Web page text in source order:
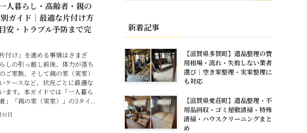
人暮らし・高齢者・親の
ガイド｜最適な片付け方
安・トラブル予防まで完
付け」を進める事情はさまざ
しの引っ越し前後、体力が落ち
ご家族、そして親の家（実家）
ケースなど、状況ごとに最適な
ます。本ガイドでは「一人暮ら
」「親の家（実家）」の3タイ...
日
新着記事
【滋賀県多賀町】遺品整理の費
用相場・流れ・失敗しない業者
選び｜空き家整理・実家整理に
も対応
【滋賀県愛荘町】遺品整理・不
用品回収・ゴミ屋敷清掃・特殊
清掃・ハウスクリーニングまと
め